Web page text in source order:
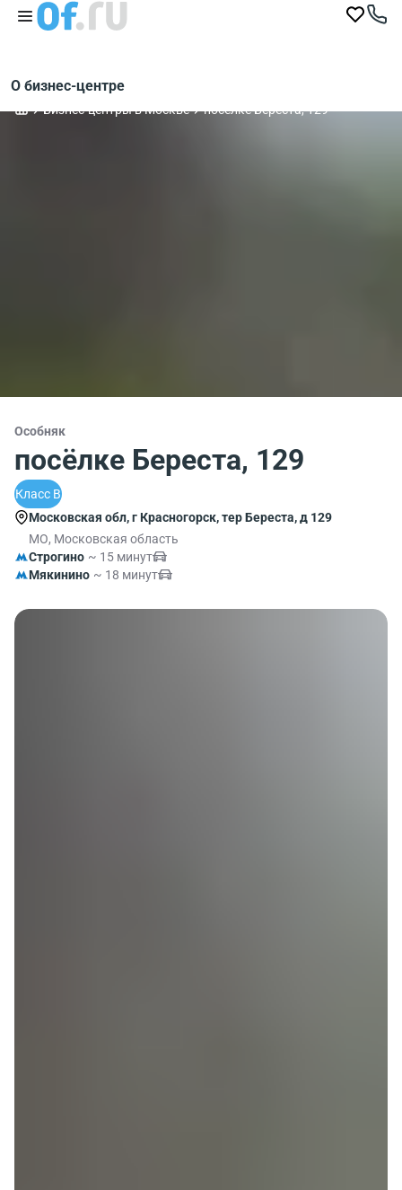
О бизнес-центре
Бизнес-центры в Москве посёлке Береста, 129
Особняк
посёлке Береста, 129
Класс B
Московская обл, г Красногорск, тер Береста, д 129
МО, Московская область
Строгино ~ 15 минут
Мякинино ~ 18 минут